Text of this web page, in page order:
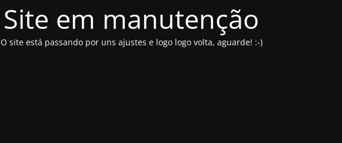
Site em manutenção
O site está passando por uns ajustes e logo logo volta, aguarde! :-)